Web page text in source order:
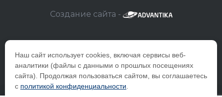
Наш сайт использует cookies, включая сервисы веб-
аналитики (файлы с данными о прошлых посещениях
сайта). Продолжая пользоваться сайтом, вы соглашаетесь
с политикой конфиденциальности
Создание сайта -